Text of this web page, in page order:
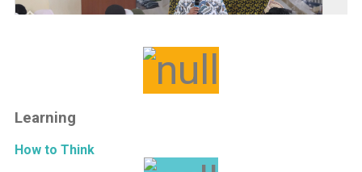
Learning
How to Think